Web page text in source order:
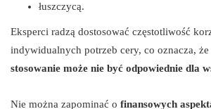
łuszczycą.
Eksperci radzą dostosować częstotliwość
indywidualnych potrzeb cery, co oznacza, że
stosowanie może nie być odpowiednie dla
Nie można zapominać o finansowych